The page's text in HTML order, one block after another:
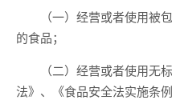
（一）经营或者使用被包
的食品；
（二）经营或者使用无标
法》、《食品安全法实施条